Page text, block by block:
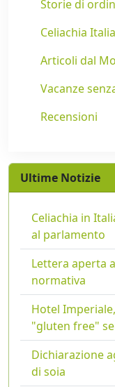
Storie di
Celiachia
Articoli dal
Vacanze
Recensioni
Ultime Notizie
Celiachia in
al parlamento
Lettera aperta
normativa
Hotel
"gluten free"
Dichiarazione
di soia